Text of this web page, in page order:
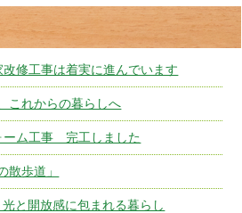
修工事は着実に進んでいます
これからの暮らしへ
ム工事 完工しました
散歩道」
と開放感に包まれる暮らし